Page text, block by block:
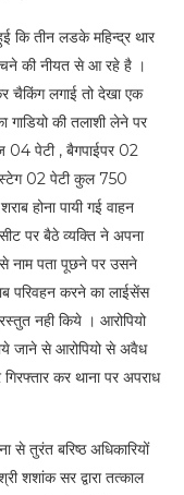
कि तीन लडके महिन्द्र थार
की नीयत से आ रहे है ।
चैकिंग लगाई तो देखा एक
गाडियो की तलाशी लेने पर
04 पेटी , बैगपाईपर 02
स्टेग 02 पेटी कुल 750
होना पायी गई वाहन
पर बैठे व्यक्ति ने अपना
नाम पता पूछने पर उसने
परिवहन करने का लाईसेंस
नही किये । आरोपियो
जाने से आरोपियो से अवैध
कर थाना पर अपराध
से तुरंत बरिष्ठ अधिकारियों
शशांक सर द्वारा तत्काल